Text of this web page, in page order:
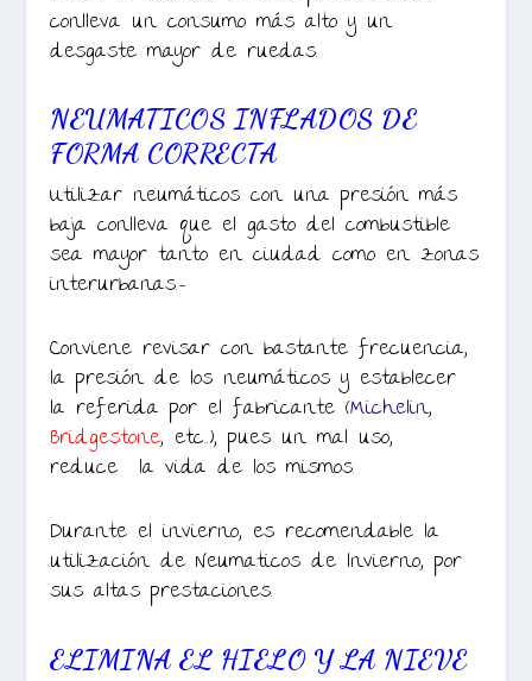
conlleva un consumo más alto y un
desgaste mayor de ruedas.
NEUMATICOS INFLADOS DE
FORMA CORRECTA
Utilizar neumáticos con una presión más
baja conlleva que el gasto del combustible
sea mayor tanto en ciudad como en zonas
interurbanas.-
Conviene revisar con bastante frecuencia,
la presión de los neumáticos y establecer
la referida por el fabricante (Michelin,
Bridgestone, etc..), pues un mal uso,
reduce la vida de los mismos.
Durante el invierno, es recomendable la
utilización de Neumaticos de Invierno, por
sus altas prestaciones.
ELIMINA EL HIELO Y LA NIEVE